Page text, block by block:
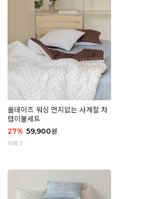
올데이즈 워싱 먼지없는 사계절 차
렵이불세트
27% 59,900원
리뷰 3